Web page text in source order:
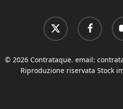
x-
twitter
facebook
© 2026 Contrataque. email:
Riproduzione riservata Stock